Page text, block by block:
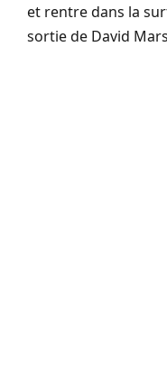
et rentre dans la
sortie de David